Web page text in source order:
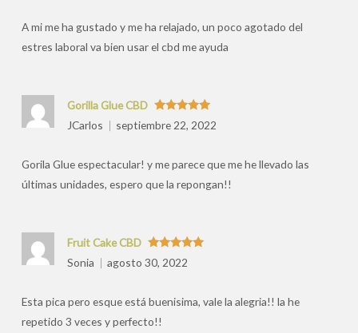
A mi me ha gustado y me ha relajado, un poco agotado del
estres laboral va bien usar el cbd me ayuda
Valorado
con5de 5
Gorilla Glue CBD
JCarlos
septiembre 22, 2022
Gorila Glue espectacular! y me parece que me he llevado las
últimas unidades, espero que la repongan!!
Valorado
con5de 5
Fruit Cake CBD
Sonia
agosto 30, 2022
Esta pica pero esque está buenisima, vale la alegria!! la he
repetido 3 veces y perfecto!!